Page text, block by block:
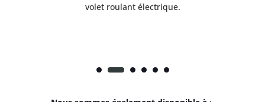
volet roulant électrique.